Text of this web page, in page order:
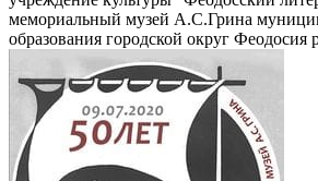
мемориальный музей А.С.Грина
образования городской округ